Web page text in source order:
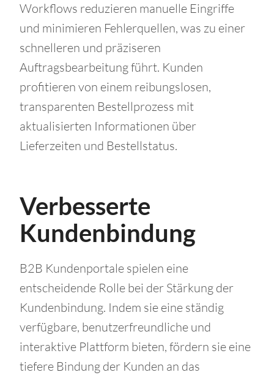
Workflows reduzieren manuelle Eingriffe
und minimieren Fehlerquellen, was zu einer
schnelleren und präziseren
Auftragsbearbeitung führt. Kunden
profitieren von einem reibungslosen,
transparenten Bestellprozess mit
aktualisierten Informationen über
Lieferzeiten und Bestellstatus.
Verbesserte
Kundenbindung
B2B Kundenportale spielen eine
entscheidende Rolle bei der Stärkung der
Kundenbindung. Indem sie eine ständig
verfügbare, benutzerfreundliche und
interaktive Plattform bieten, fördern sie eine
tiefere Bindung der Kunden an das